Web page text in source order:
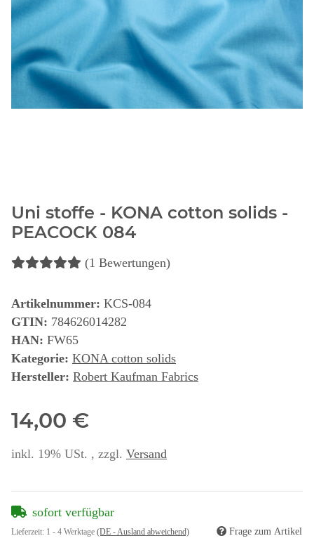
Uni stoffe - KONA cotton solids -
PEACOCK 084
(1 Bewertungen)
Artikelnummer: KCS-084
GTIN: 784626014282
HAN: FW65
Kategorie: KONA cotton solids
Hersteller: Robert Kaufman Fabrics
14,00 €
inkl. 19% USt. , zzgl. Versand
sofort verfügbar
Lieferzeit: 1 - 4 Werktage (DE - Ausland abweichend) Frage zum Artikel